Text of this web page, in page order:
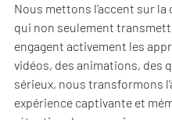
Nous mettons l’accent sur
qui non seulement
engagent activement les
vidéos, des animations, des
sérieux, nous transformons
expérience captivante et